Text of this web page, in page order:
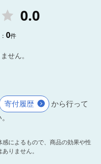
0.0
0件
せん。
寄付履歴
から行って
によるもので、商品の効果や性
りません。